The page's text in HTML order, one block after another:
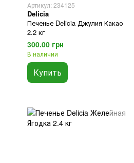
Артикул: 234125
Delicia
Печенье Delicia Джулия Какао
2.2 кг
300.00 грн
В наличии
Купить